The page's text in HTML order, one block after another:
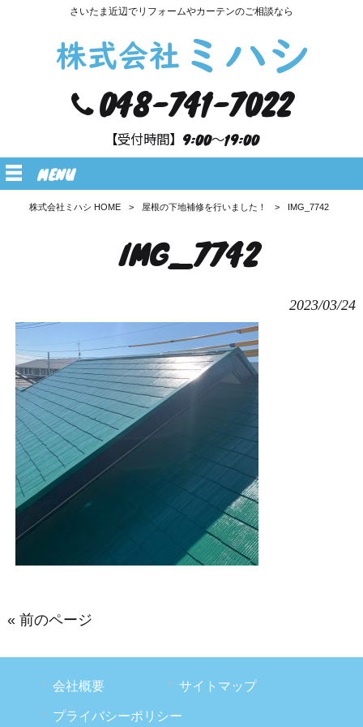
さいたま近辺でリフォームやカーテンのご相談なら
048-741-7022
【受付時間】9:00～19:00
MENU
株式会社ミハシ HOME > 屋根の下地補修を行いました！ > IMG_7742
IMG_7742
2023/03/24
« 前のページ
会社概要 サイトマップ
プライバシーポリシー